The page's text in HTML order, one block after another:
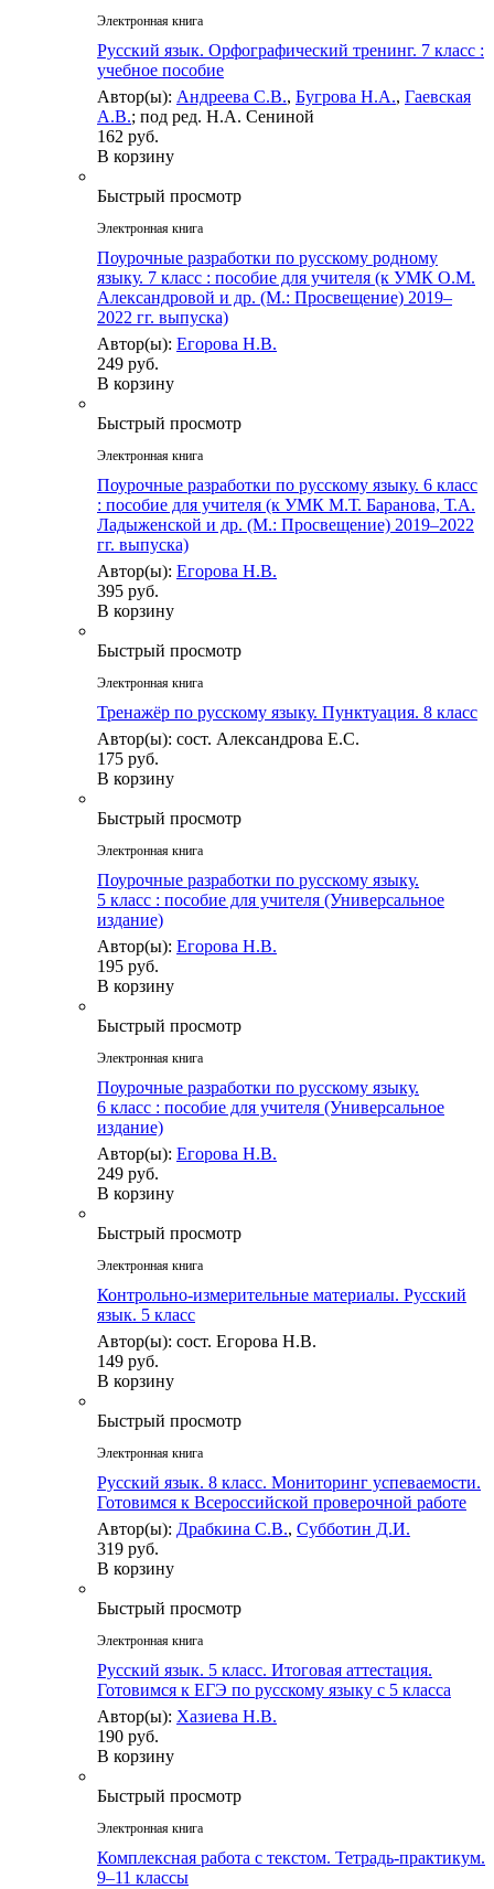
Электронная книга
Русский язык. Орфографический тренинг. 7 класс :
учебное пособие
Автор(ы): Андреева С.В., Бугрова Н.А., Гаевская
А.В.; под ред. Н.А. Сениной
162 руб.
В корзину
Быстрый просмотр
Электронная книга
Поурочные разработки по русскому родному
языку. 7 класс : пособие для учителя (к УМК О.М.
Александровой и др. (М.: Просвещение) 2019–
2022 гг. выпуска)
Автор(ы): Егорова Н.В.
249 руб.
В корзину
Быстрый просмотр
Электронная книга
Поурочные разработки по русскому языку. 6 класс
: пособие для учителя (к УМК М.Т. Баранова, Т.А.
Ладыженской и др. (М.: Просвещение) 2019–2022
гг. выпуска)
Автор(ы): Егорова Н.В.
395 руб.
В корзину
Быстрый просмотр
Электронная книга
Тренажёр по русскому языку. Пунктуация. 8 класс
Автор(ы): сост. Александрова Е.С.
175 руб.
В корзину
Быстрый просмотр
Электронная книга
Поурочные разработки по русскому языку.
5 класс : пособие для учителя (Универсальное
издание)
Автор(ы): Егорова Н.В.
195 руб.
В корзину
Быстрый просмотр
Электронная книга
Поурочные разработки по русскому языку.
6 класс : пособие для учителя (Универсальное
издание)
Автор(ы): Егорова Н.В.
249 руб.
В корзину
Быстрый просмотр
Электронная книга
Контрольно-измерительные материалы. Русский
язык. 5 класс
Автор(ы): сост. Егорова Н.В.
149 руб.
В корзину
Быстрый просмотр
Электронная книга
Русский язык. 8 класс. Мониторинг успеваемости.
Готовимся к Всероссийской проверочной работе
Автор(ы): Драбкина С.В., Субботин Д.И.
319 руб.
В корзину
Быстрый просмотр
Электронная книга
Русский язык. 5 класс. Итоговая аттестация.
Готовимся к ЕГЭ по русскому языку с 5 класса
Автор(ы): Хазиева Н.В.
190 руб.
В корзину
Быстрый просмотр
Электронная книга
Комплексная работа с текстом. Тетрадь-практикум.
9–11 классы